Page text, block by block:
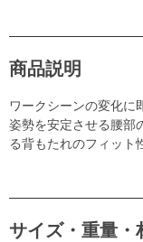
商品説明
ワークシーンの変化に
姿勢を安定させる腰部
る背もたれのフィット
サイズ・重量・